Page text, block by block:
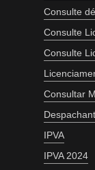
Consulte
Consulte
Consulte
Consultar
IPVA
IPVA 2024